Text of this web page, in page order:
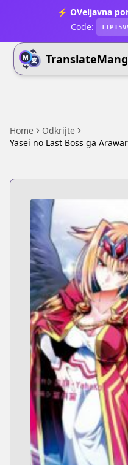
⚡ OVeljavna
Code:
Home
Odkrijte
Yasei no Last Boss ga